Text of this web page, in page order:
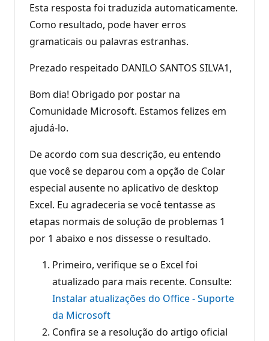
Esta resposta foi traduzida automaticamente.
Como resultado, pode haver erros
gramaticais ou palavras estranhas.
Prezado respeitado DANILO SANTOS SILVA1,
Bom dia! Obrigado por postar na
Comunidade Microsoft. Estamos felizes em
ajudá-lo.
De acordo com sua descrição, eu entendo
que você se deparou com a opção de Colar
especial ausente no aplicativo de desktop
Excel. Eu agradeceria se você tentasse as
etapas normais de solução de problemas 1
por 1 abaixo e nos dissesse o resultado.
Primeiro, verifique se o Excel foi
atualizado para mais recente. Consulte:
Instalar atualizações do Office - Suporte
da Microsoft
Confira se a resolução do artigo oficial